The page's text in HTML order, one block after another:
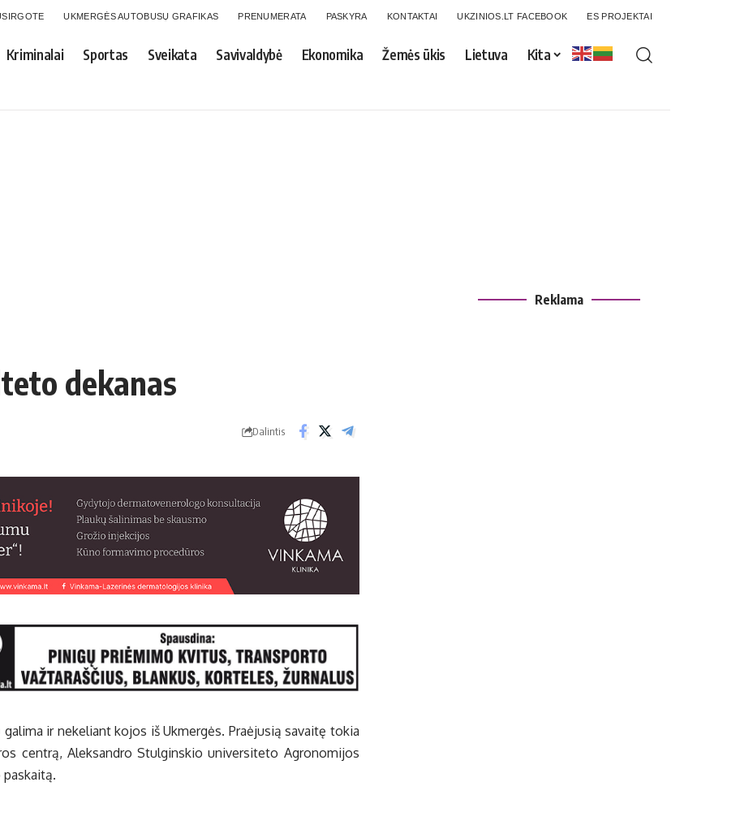
UKMERGĖS AUTOBUSŲ GRAFIKAS PRENUMERATA PASKYRA KONTAKTAI UKZINIOS.LT FACEBOOK ES PROJEKTAI
Kriminalai Sportas Sveikata Savivaldybė Ekonomika Žemės ūkis Lietuva Kita
dekanas
Dalintis
ir ne­ke­liant ko­jos iš Uk­mer­gės. Pra­ėju­sią sa­vai­tę to­kia
cen­trą, Alek­san­dro Stul­gins­kio uni­ver­si­te­to Ag­ro­no­mi­jos
Reklama